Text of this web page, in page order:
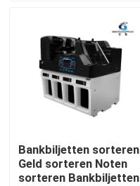
nieuws
Alle Gevallen
Bankbiljetten sorteren
Bankbiljetten sorteren
Geld sorteren Noten
sorteren Bankbiljetten